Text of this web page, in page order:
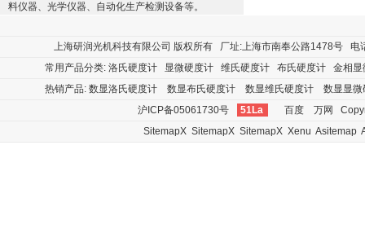
料仪器、光学仪器、自动化生产检测设备等。
上海研润光机科技有限公司 版权所有 厂址:上海市南奉公路1478号
常用产品分类: 洛氏硬度计 显微硬度计 维氏硬度计 布氏硬度计
金相显
热销产品: 数显洛氏硬度计 数显布氏硬度计 数显维氏硬度计
数显显微
沪ICP备05061730号
51La 百度 万网
SitemapX SitemapX SitemapX Xenu Asitemap